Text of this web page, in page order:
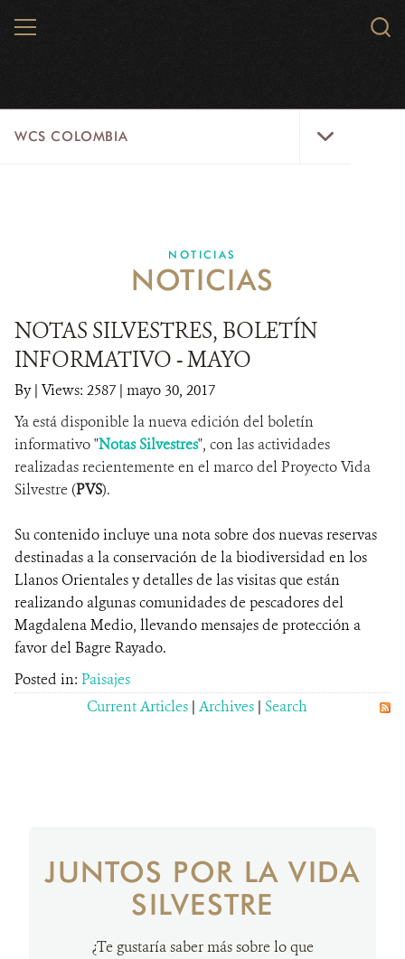
MENU
WCS COLOMBIA
EJES ESTRATÉGICOS
LÍNEAS DE ACCIÓN
MICROSITIOS
NOTICIAS
PUBLICACIONES
ALIADOS Y ALIANZAS
COBERTURA EN MEDIOS DE COMUNICACIÓN
INFORME ANUAL WCS
MECANISMO DE ATENCIÓN DE QUEJAS Y RECLAMOS
NOTICIAS
NOTICIAS
NOTAS SILVESTRES, BOLETÍN
INFORMATIVO - MAYO
By| Views: 2587 | mayo 30, 2017
Ya está disponible la nueva edición del boletín
informativo "Notas Silvestres", con las actividades
realizadas recientemente en el marco del Proyecto Vida
Silvestre (PVS).
Su contenido incluye una nota sobre dos nuevas reservas
destinadas a la conservación de la biodiversidad en los
Llanos Orientales y detalles de las visitas que están
realizando algunas comunidades de pescadores del
Magdalena Medio, llevando mensajes de protección a
favor del Bagre Rayado.
Posted in: Paisajes
Current Articles | Archives | Search
JUNTOS POR LA VIDA
SILVESTRE
¿Te gustaría saber más sobre lo que